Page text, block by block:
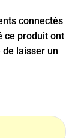
connectés
ce produit ont
laisser un